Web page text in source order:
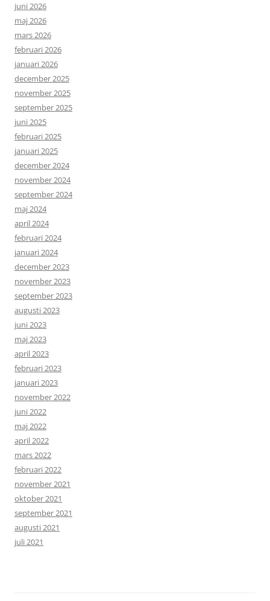
juni 2026
maj 2026
mars 2026
februari 2026
januari 2026
december 2025
november 2025
september 2025
juni 2025
februari 2025
januari 2025
december 2024
november 2024
september 2024
maj 2024
april 2024
februari 2024
januari 2024
december 2023
november 2023
september 2023
augusti 2023
juni 2023
maj 2023
april 2023
februari 2023
januari 2023
november 2022
juni 2022
maj 2022
april 2022
mars 2022
februari 2022
november 2021
oktober 2021
september 2021
augusti 2021
juli 2021